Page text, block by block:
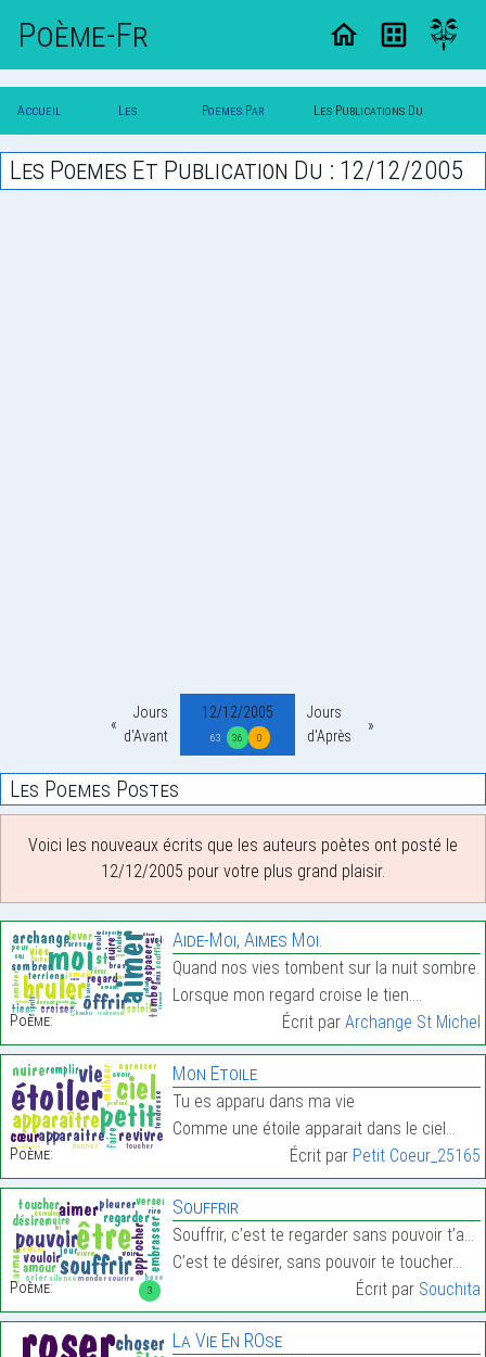
Poème-Fr
Accueil
Poesie
Les
Poesies
Poemes Par Les Publications Du
12/12/2005
Les Poemes Et Publication Du : 12/12/2005
Jours
d'Avant
12/12/2005
63 36 0
Jours
d'Après
Les Poemes Postes
Voici les nouveaux écrits que les auteurs poètes ont posté le
12/12/2005 pour votre plus grand plaisir.
Poème:
Aide-Moi, Aimes Moi.
Quand nos vies tombent sur la nuit sombre.
Lorsque mon regard croise le tien.…
Écrit par Archange St Michel
Poème:
Mon Étoile
Tu es apparu dans ma vie
Comme une étoile apparait dans le ciel…
Écrit par Petit Coeur_25165
3
Poème:
Souffrir
Souffrir, c’est te regarder sans pouvoir t’approch
C’est te désirer, sans pouvoir te toucher…
Écrit par Souchita
La Vie En ROse